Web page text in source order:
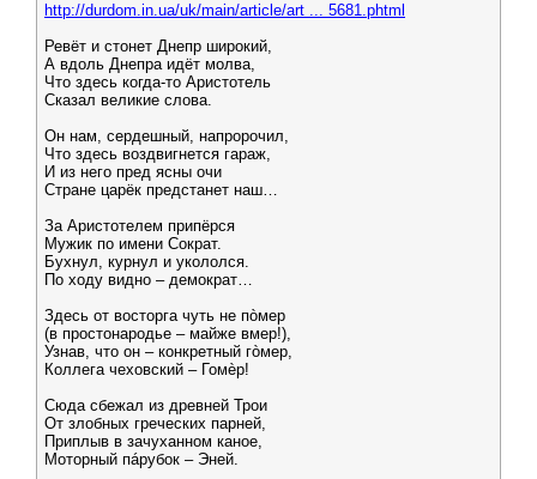
http://durdom.in.ua/uk/main/article/art ... 5681.phtml
Ревёт и стонет Днепр широкий,
А вдоль Днепра идёт молва,
Что здесь когда-то Аристотель
Сказал великие слова.
Он нам, сердешный, напророчил,
Что здесь воздвигнется гараж,
И из него пред ясны очи
Стране царёк предстанет наш…
За Аристотелем припёрся
Мужик по имени Сократ.
Бухнул, курнул и укололся.
По ходу видно – демократ…
Здесь от восторга чуть не пòмер
(в простонародье – майже вмер!),
Узнав, что он – конкретный гòмер,
Коллега чеховский – Гомèр!
Сюда сбежал из древней Трои
От злобных греческих парней,
Приплыв в зачуханном каное,
Моторный пáрубок – Эней.